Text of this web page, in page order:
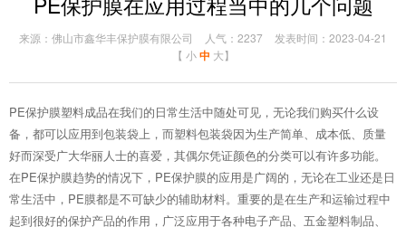
来源：佛山市鑫华丰保护膜有限公司 人气：2237
发表时间：2023-04-21
【 小 中 大】
PE保护膜塑料成品在我们的日常生活中随处可见，无论我们购买什么设
备，都可以应用到包装袋上，而塑料包装袋因为生产简单、成本低、质量
好而深受广大华丽人士的喜爱，其偶尔凭证颜色的分类可以有许多功能。
在PE保护膜趋势的情况下，PE保护膜的应用是广阔的，无论在工业还是日
常生活中，PE膜都是不可缺少的辅助材料。重要的是在生产和运输过程中
起到很好的保护产品的作用，广泛应用于各种电子产品、五金塑料制品、